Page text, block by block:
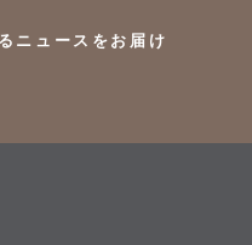
ニュースをお届け